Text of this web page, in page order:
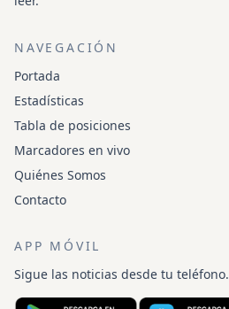
NAVEGACIÓN
Portada
Estadísticas
Tabla de posiciones
Marcadores en vivo
Quiénes Somos
Contacto
APP MÓVIL
Sigue las noticias desde tu teléfono.